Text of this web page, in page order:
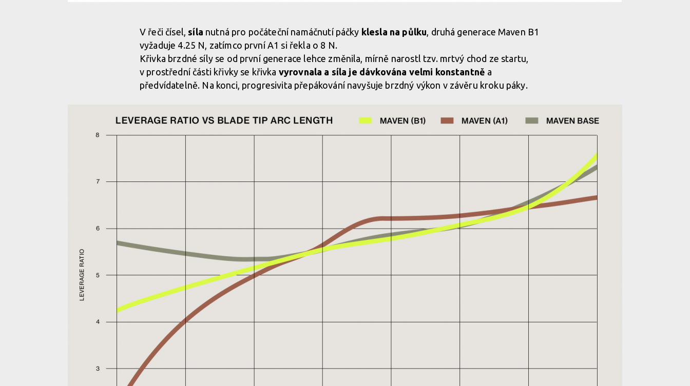
Sram Maven B1 - stejný výkon, kultivovanější dávkování a menší síla ke zmáčnutí
Sram Maven B1 - stejný výkon, kultivovanější dávkování a menší síla ke zmáčnutí
V řeči čísel, síla nutná pro počáteční namáčnutí páčky klesla na půlku, druhá generace Maven B1
vyžaduje 4.25 N, zatímco první A1 si řekla o 8 N.
Křivka brzdné síly se od první generace lehce změnila, mírně narostl tzv. mrtvý chod ze startu,
v prostřední části křivky se křivka vyrovnala a síla je dávkována velmi konstantně a
předvídatelně. Na konci, progresivita přepákování navyšuje brzdný výkon v závěru kroku páky.